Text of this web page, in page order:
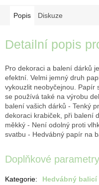
Popis Diskuze
Detailní popis
Pro dekoraci a balení dárků
efektní. Velmi jemný druh
vykouzlit neobyčejnou. Papír
se používá také na výrobu
balení vašich dárků - Tenký
dekoraci krabiček, při balení
měkký - Není odolný proti
svatbu - Hedvábný papír na
Doplňkové parametry
Kategorie:
Hedvábný balicí